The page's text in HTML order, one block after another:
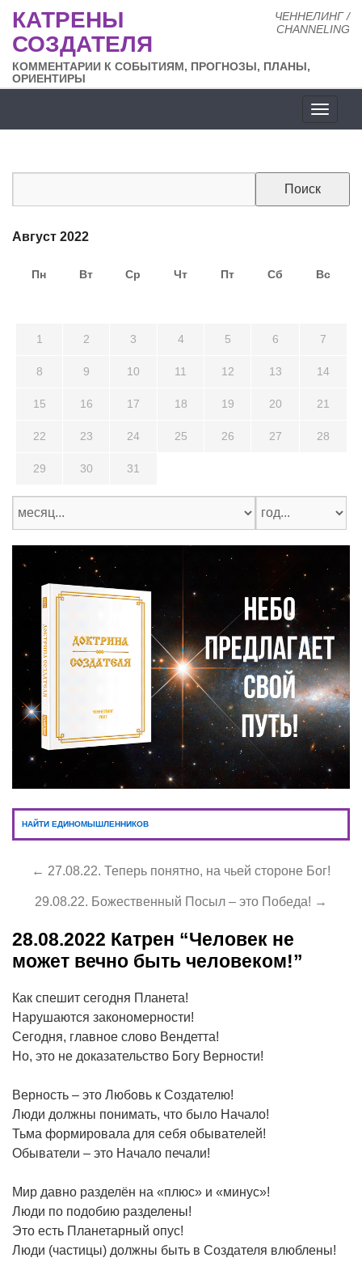
ЧЕННЕЛИНГ /
CHANNELING
КАТРЕНЫ
СОЗДАТЕЛЯ
КОММЕНТАРИИ К СОБЫТИЯМ, ПРОГНОЗЫ, ПЛАНЫ,
ОРИЕНТИРЫ
сайта
Август 2022
Пн Вт Ср Чт Пт Сб Вс
1 2 3 4 5 6 7
8 9 10 11 12 13 14
15 16 17 18 19 20 21
22 23 24 25 26 27 28
29 30 31
НАЙТИ ЕДИНОМЫШЛЕННИКОВ
← 27.08.22. Теперь понятно, на чьей стороне Бог!
29.08.22. Божественный Посыл – это Победа! →
28.08.2022 Катрен “Человек не
может вечно быть человеком!”
Как спешит сегодня Планета!
Нарушаются закономерности!
Сегодня, главное слово Вендетта!
Но, это не доказательство Богу Верности!
Верность – это Любовь к Создателю!
Люди должны понимать, что было Начало!
Тьма формировала для себя обывателей!
Обыватели – это Начало печали!
Мир давно разделён на «плюс» и «минус»!
Люди по подобию разделены!
Это есть Планетарный опус!
Люди (частицы) должны быть в Создателя влюблены!